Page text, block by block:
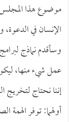
موضوع هذا
الإنسان في
وسأقدم نماذج
عمل شيء منها،
إننا نحتاج لتخريج
أولهما: توفر الهمة